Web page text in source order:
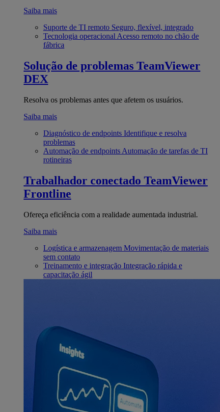
Saiba mais
Suporte de TI remoto Seguro, flexível, integrado
Tecnologia operacional Acesso remoto no chão de
fábrica
Solução de problemas TeamViewer
DEX
Resolva os problemas antes que afetem os usuários.
Saiba mais
Diagnóstico de endpoints Identifique e resolva
problemas
Automação de endpoints Automação de tarefas de TI
rotineiras
Trabalhador conectado TeamViewer
Frontline
Ofereça eficiência com a realidade aumentada industrial.
Saiba mais
Logística e armazenagem Movimentação de materiais
sem contato
Treinamento e integração Integração rápida e
capacitação ágil